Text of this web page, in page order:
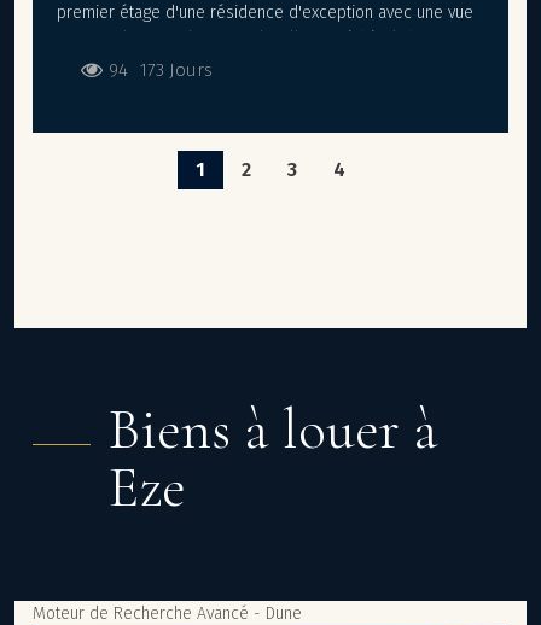
premier étage d'une résidence d'exception avec une vue
L'appartement dispose de deux chambres, d'un
combiner plusieurs lots. Projet prêt d’ici le deuxième
94 173 Jours
1 2 3 4
Biens à louer à
Eze
Moteur de Recherche Avancé - Dune